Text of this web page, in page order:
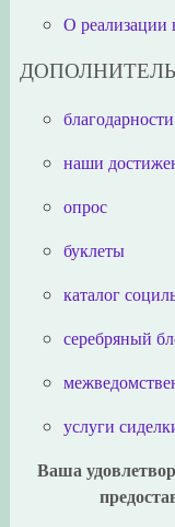
О реализации
наши
опрос
буклеты
каталог
серебряный
услуги
Ваша